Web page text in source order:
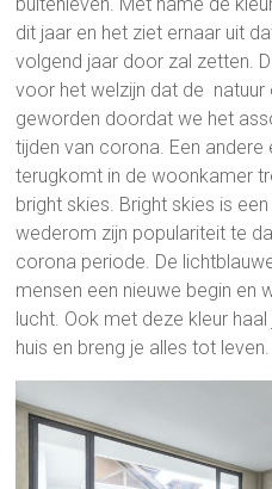
dit jaar en het ziet ernaar uit
volgend jaar door zal zetten.
voor het welzijn dat de natuur
geworden doordat we het
tijden van corona. Een andere
terugkomt in de woonkamer
bright skies. Bright skies is
wederom zijn populariteit te
corona periode. De
mensen een nieuwe begin en
lucht. Ook met deze kleur
huis en breng je alles tot leven.